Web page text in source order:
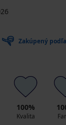
Zakúpený
100%
Kvalita